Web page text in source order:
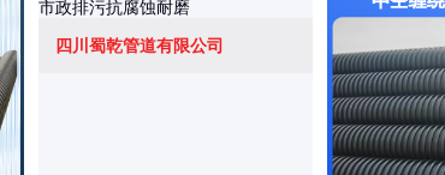
四川蜀乾管道有限公司